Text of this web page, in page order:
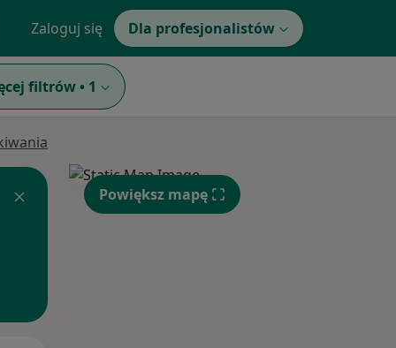
Zaloguj się Dla profesjonalistów
filtrów • 1
Powiększ mapę